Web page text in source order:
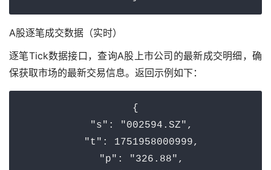
A股逐笔成交数据（实时）
逐笔Tick数据接口，查询A股上市公司的最新成交明细，确
保获取市场的最新交易信息。返回示例如下：
{
"s" : "002594.SZ" ,
"t" : 1751958000999,
"p" : "326.88" ,